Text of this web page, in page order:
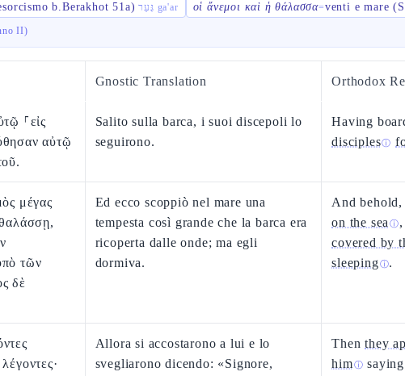
b.Berakhot 51a) גָּעַר ga'ar οἱ ἄνεμοι καὶ ἡ θάλασσα=venti e mare
II)
Gnostic Translation Orthodox
⸀εἰς
αὐτῷ
Salito sulla barca, i suoi discepoli lo
seguirono.
Having
disciplesⓘ
μέγας
τῶν
δὲ
Ed ecco scoppiò nel mare una
tempesta così grande che la barca era
ricoperta dalle onde; ma egli
dormiva.
And behold,
on the sea ⓘ
covered by
sleepingⓘ.
Allora si accostarono a lui e lo
svegliarono dicendo: «Signore,
Thenthey
himⓘ